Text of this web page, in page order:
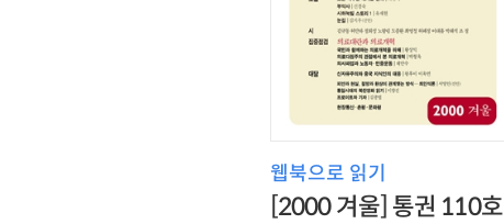
웹북으로 읽기
[2000 겨울] 통권 110호